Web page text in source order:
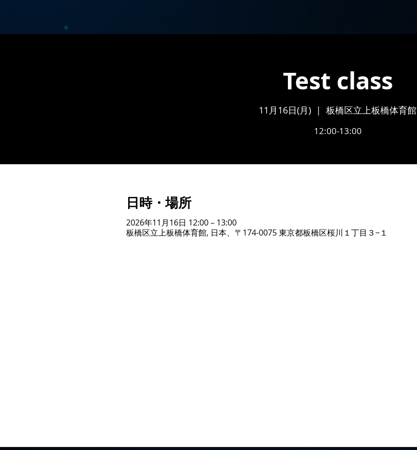
Test class
11月16日(月)
  |
板橋区立上板橋体育館
12:00-13:00
日時・場所
2026年11月16日 12:00 – 13:00
板橋区立上板橋体育館, 日本、〒174-0075 東京都板橋区桜川１丁目３−１